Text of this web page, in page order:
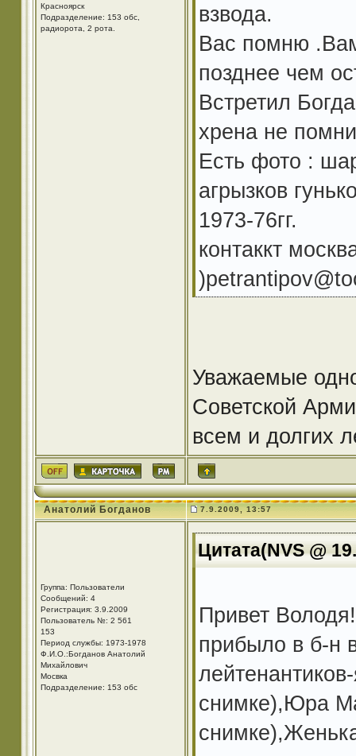
Красноярск
Подразделение: 153 обс,
радиорота, 2 рота.
взвода.
Вас помню
позднее чем
Встретил
хрена не
Есть фото :
агрызков
1973-76гг.
контаккт
Уважаемые
Советской
всем и долгих
Анатолий Богданов 7.9.2009, 13:57
Группа: Пользователи
Сообщений: 4
Регистрация: 3.9.2009
Пользователь №: 2 561
153
Период службы: 1973-1978
Ф.И.О.:Богданов Анатолий
Михайлович
Мосвка
Подразделение: 153 обс
Цитата(NVS @
Привет
прибыло в б-н
снимке),Юра